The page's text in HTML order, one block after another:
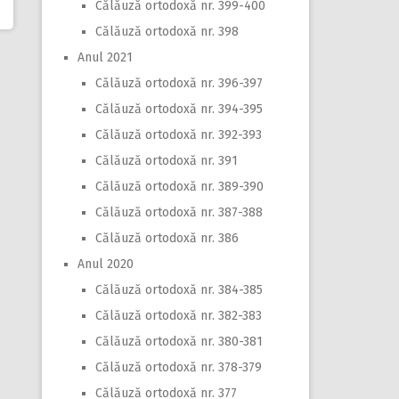
Călăuză ortodoxă nr. 399-400
Călăuză ortodoxă nr. 398
Anul 2021
Călăuză ortodoxă nr. 396-397
Călăuză ortodoxă nr. 394-395
Călăuză ortodoxă nr. 392-393
Călăuză ortodoxă nr. 391
Călăuză ortodoxă nr. 389-390
Călăuză ortodoxă nr. 387-388
Călăuză ortodoxă nr. 386
Anul 2020
Călăuză ortodoxă nr. 384-385
Călăuză ortodoxă nr. 382-383
Călăuză ortodoxă nr. 380-381
Călăuză ortodoxă nr. 378-379
Călăuză ortodoxă nr. 377